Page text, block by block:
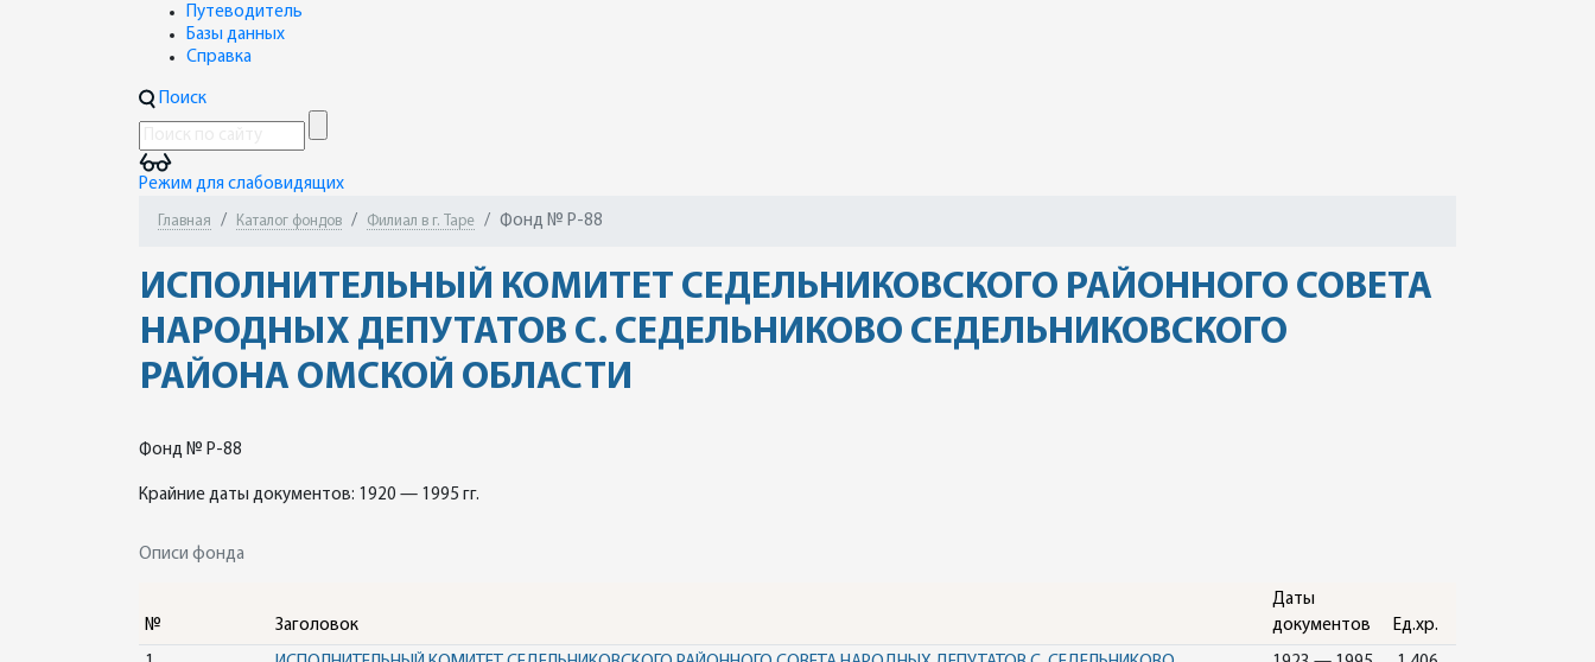
Путеводитель
Базы данных
Справка
Поиск
Режим для слабовидящих
Главная Каталог фондов Филиал в г. Таре Фонд № Р-88
ИСПОЛНИТЕЛЬНЫЙ КОМИТЕТ СЕДЕЛЬНИКОВСКОГО РАЙОННОГО СОВЕТА
НАРОДНЫХ ДЕПУТАТОВ С. СЕДЕЛЬНИКОВО СЕДЕЛЬНИКОВСКОГО
РАЙОНА ОМСКОЙ ОБЛАСТИ
Фонд № Р-88
Крайние даты документов: 1920 — 1995 гг.
Описи фонда
№ Заголовок
Даты
документов
Ед.хр.